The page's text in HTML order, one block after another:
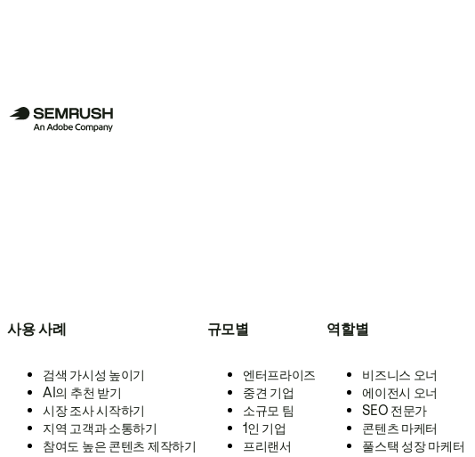
사용 사례
검색 가시성 높이기
AI의 추천 받기
시장 조사 시작하기
지역 고객과 소통하기
참여도 높은 콘텐츠 제작하기
규모별
엔터프라이즈
중견 기업
소규모 팀
1인 기업
프리랜서
역할별
비즈니스 오너
에이전시 오너
SEO 전문가
콘텐츠 마케터
풀스택 성장 마케터